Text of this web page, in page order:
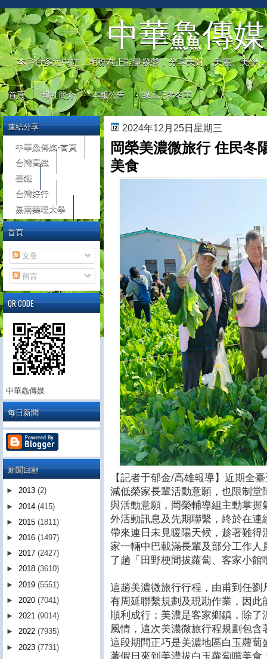
中華鱻傳媒
本平台多元中立，期盼為正能量發聲，分享美好、美麗、美學
首頁 報社簡介 本報公告 線上記者名單
2024年12月25日星期三
岡榮美濃微旅行 住民冬
美食
【記者于郁金/高雄報導】近期全
減低榮家長輩活動意願，也限制
與活動意願，岡榮輔導組主動掌
外活動訊息及先期聯繫，終於在
帶來連日未見暖陽天候，趁著難
家一輛中巴載滿長輩及部分工作
了趟「田野梗間拔蘿蔔、客家小
這趟美濃微旅行行程，由甫到任
有周延聯繫規劃及現勘作業，因
順利成行；美濃是客家鄉鎮，除
風情，這次美濃微旅行程規劃包
這段期間正巧是美濃地區白玉蘿
著假日來到美濃拔白玉蘿蔔嚐美
連結分享
中華鱻傳媒-首頁
台灣高鐵
臺鐵
台灣好行
嘉南藥理大學
首頁
文章
留言
QR CODE
中華鱻傳媒
每日新聞
新聞回顧
► 2013 (2)
► 2014 (415)
► 2015 (1811)
► 2016 (1497)
► 2017 (2427)
► 2018 (3610)
► 2019 (5551)
► 2020 (7041)
► 2021 (9014)
► 2022 (7935)
► 2023 (7731)